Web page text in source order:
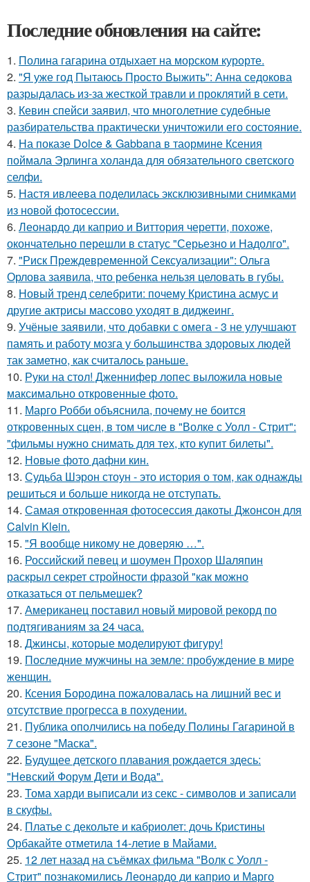
Последние обновления на сайте:
1. Полина гагарина отдыхает на морском курорте.
2. "Я уже год Пытаюсь Просто Выжить": Анна седокова
разрыдалась из-за жесткой травли и проклятий в сети.
3. Кевин спейси заявил, что многолетние судебные
разбирательства практически уничтожили его состояние.
4. На показе Dolce & Gabbana в таормине Ксения
поймала Эрлинга холанда для обязательного светского
селфи.
5. Настя ивлеева поделилась эксклюзивными снимками
из новой фотосессии.
6. Леонардо ди каприо и Виттория черетти, похоже,
окончательно перешли в статус "Серьезно и Надолго".
7. "Риск Преждевременной Сексуализации": Ольга
Орлова заявила, что ребенка нельзя целовать в губы.
8. Новый тренд селебрити: почему Кристина асмус и
другие актрисы массово уходят в диджеинг.
9. Учёные заявили, что добавки с омега - 3 не улучшают
память и работу мозга у большинства здоровых людей
так заметно, как считалось раньше.
10. Руки на стол! Дженнифер лопес выложила новые
максимально откровенные фото.
11. Марго Робби объяснила, почему не боится
откровенных сцен, в том числе в "Волке с Уолл - Стрит":
"фильмы нужно снимать для тех, кто купит билеты".
12. Новые фото дафни кин.
13. Судьба Шэрон стоун - это история о том, как однажды
решиться и больше никогда не отступать.
14. Самая откровенная фотосессия дакоты Джонсон для
Calvin Klein.
15. "Я вообще никому не доверяю …".
16. Российский певец и шоумен Прохор Шаляпин
раскрыл секрет стройности фразой "как можно
отказаться от пельмешек?
17. Американец поставил новый мировой рекорд по
подтягиваниям за 24 часа.
18. Джинсы, которые моделируют фигуру!
19. Последние мужчины на земле: пробуждение в мире
женщин.
20. Ксения Бородина пожаловалась на лишний вес и
отсутствие прогресса в похудении.
21. Публика ополчились на победу Полины Гагариной в
7 сезоне "Маска".
22. Будущее детского плавания рождается здесь:
"Невский Форум Дети и Вода".
23. Тома харди выписали из секс - символов и записали
в скуфы.
24. Платье с декольте и кабриолет: дочь Кристины
Орбакайте отметила 14-летие в Майами.
25. 12 лет назад на съёмках фильма "Волк с Уолл -
Стрит" познакомились Леонардо ди каприо и Марго